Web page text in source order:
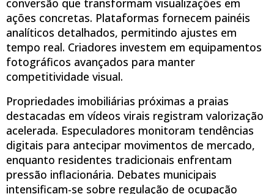
ações concretas. Plataformas fornecem painéis
analíticos detalhados, permitindo ajustes em
tempo real. Criadores investem em equipamentos
fotográficos avançados para manter
competitividade visual.
Propriedades imobiliárias próximas a praias
destacadas em vídeos virais registram valorização
acelerada. Especuladores monitoram tendências
digitais para antecipar movimentos de mercado,
enquanto residentes tradicionais enfrentam
pressão inflacionária. Debates municipais
intensificam-se sobre regulação de ocupação